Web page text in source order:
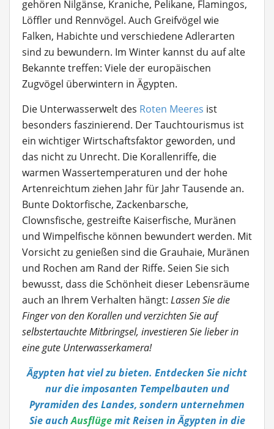
gehören Nilgänse, Kraniche, Pelikane, Flamingos,
Löffler und Rennvögel. Auch Greifvögel wie
Falken, Habichte und verschiedene Adlerarten
sind zu bewundern. Im Winter kannst du auf alte
Bekannte treffen: Viele der europäischen
Zugvögel überwintern in Ägypten.
Die Unterwasserwelt des Roten Meeres ist
besonders faszinierend. Der Tauchtourismus ist
ein wichtiger Wirtschaftsfaktor geworden, und
das nicht zu Unrecht. Die Korallenriffe, die
warmen Wassertemperaturen und der hohe
Artenreichtum ziehen Jahr für Jahr Tausende an.
Bunte Doktorfische, Zackenbarsche,
Clownsfische, gestreifte Kaiserfische, Muränen
und Wimpelfische können bewundert werden. Mit
Vorsicht zu genießen sind die Grauhaie, Muränen
und Rochen am Rand der Riffe. Seien Sie sich
bewusst, dass die Schönheit dieser Lebensräume
auch an Ihrem Verhalten hängt: Lassen Sie die
Finger von den Korallen und verzichten Sie auf
selbstertauchte Mitbringsel, investieren Sie lieber in
eine gute Unterwasserkamera!
Ägypten hat viel zu bieten. Entdecken Sie nicht
nur die imposanten Tempelbauten und
Pyramiden des Landes, sondern unternehmen
Sie auchAusflügemit Reisen in Ägypten in die